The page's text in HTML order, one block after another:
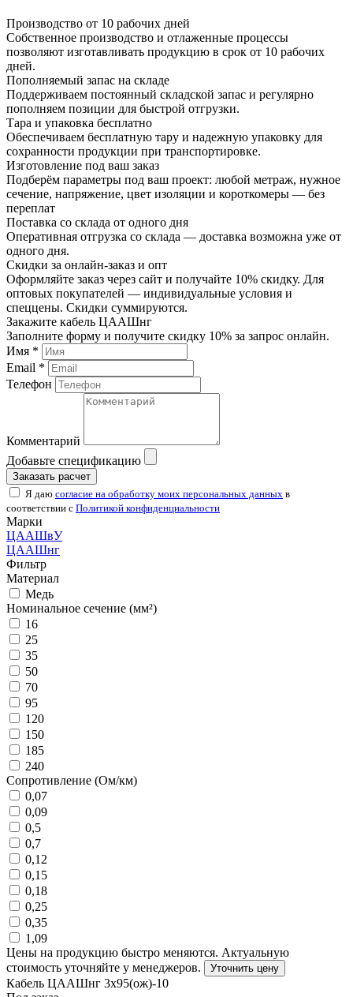
Производство от 10 рабочих дней
Собственное производство и отлаженные процессы
позволяют изготавливать продукцию в срок от 10 рабочих
дней.
Пополняемый запас на складе
Поддерживаем постоянный складской запас и регулярно
пополняем позиции для быстрой отгрузки.
Тара и упаковка бесплатно
Обеспечиваем бесплатную тару и надежную упаковку для
сохранности продукции при транспортировке.
Изготовление под ваш заказ
Подберём параметры под ваш проект: любой метраж, нужное
сечение, напряжение, цвет изоляции и короткомеры — без
переплат
Поставка со склада от одного дня
Оперативная отгрузка со склада — доставка возможна уже от
одного дня.
Скидки за онлайн-заказ и опт
Оформляйте заказ через сайт и получайте 10% скидку. Для
оптовых покупателей — индивидуальные условия и
спеццены. Скидки суммируются.
Закажите кабель ЦААШнг
Заполните форму и получите скидку 10% за запрос онлайн.
Имя *
Email *
Телефон
Комментарий
Добавьте спецификацию
Заказать расчет
Я даю согласие на обработку моих персональных данных в
соответствии с Политикой конфиденциальности
Марки
ЦААШвУ
ЦААШнг
Фильтр
Материал
Медь
Номинальное сечение (мм²)
16
25
35
50
70
95
120
150
185
240
Сопротивление (Ом/км)
0,07
0,09
0,5
0,7
0,12
0,15
0,18
0,25
0,35
1,09
Цены на продукцию быстро меняются. Актуальную
стоимость уточняйте у менеджеров.
Уточнить цену
Кабель ЦААШнг 3х95(ож)-10